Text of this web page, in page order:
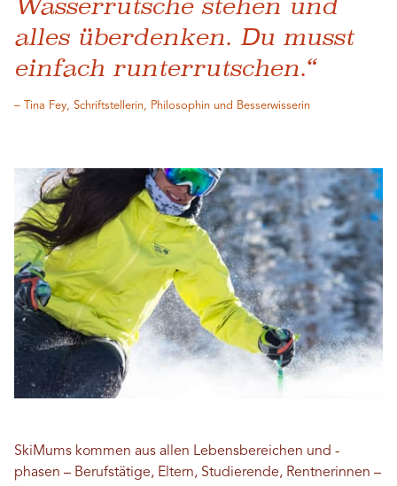
Wasserrutsche stehen und
alles überdenken. Du musst
einfach runterrutschen.“
– Tina Fey, Schriftstellerin, Philosophin und Besserwisserin
SkiMums kommen aus allen Lebensbereichen und -
phasen – Berufstätige, Eltern, Studierende, Rentnerinnen –